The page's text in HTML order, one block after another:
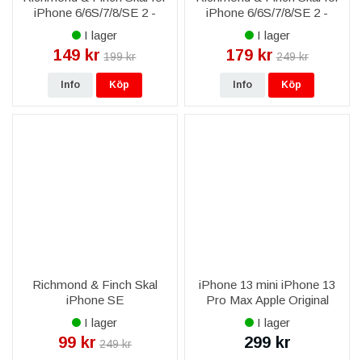
iPhone 6/6S/7/8/SE 2 -
Hollywood Strand
I lager
149 kr 199 kr
Info Köp
iPhone 6/6S/7/8/SE 2 -
Transparent
I lager
179 kr 249 kr
Info Köp
Richmond & Finch Skal
iPhone SE
2022/2020/7/8/6/6S -
Tommy Ränder
I lager
99 kr 249 kr
iPhone 13 mini iPhone 13
Pro Max Apple Original
Lightning till 3,5 mm-adapter
för hörlurar
I lager
299 kr